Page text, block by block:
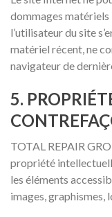
dommages matériels
l’utilisateur du site
matériel récent, ne
navigateur de
5.
TOTAL REPAIR
propriété
les éléments
images, graphismes,